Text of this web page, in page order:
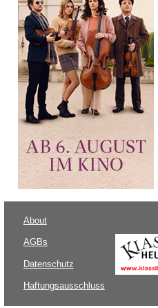
About
AGBs
Datenschutz
Haftungsausschluss